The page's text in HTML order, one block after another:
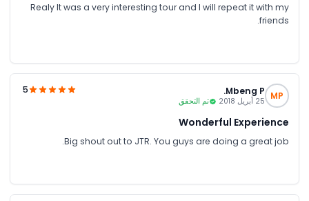
Realy It was a very interesting tour and I will repeat it with my
friends.
MP
Mbeng P.
25 أبريل 2018 تم التحقق
5
Wonderful Experience
Big shout out to JTR. You guys are doing a great job.